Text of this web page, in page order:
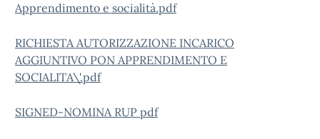
Apprendimento e socialità.pdf
RICHIESTA AUTORIZZAZIONE INCARICO
AGGIUNTIVO PON APPRENDIMENTO E
SOCIALITA\'.pdf
SIGNED-NOMINA RUP pdf